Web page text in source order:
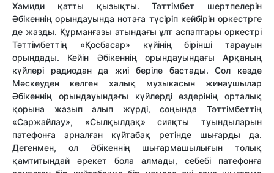
Хамиди қатты қызықты. Тәттімбет шертпелерін
Әбікеннің орындауында нотаға түсіріп кейбірін оркестрге
де жазды. Құрманғазы атындағы ұлт аспаптары оркестрі
Тәттімбеттің «Қосбасар» күйінің бірінші тарауын
орындады. Кейін Әбікеннің орындауындағы Арқаның
күйлері радиодан да жиі беріле бастады. Сол кезде
Мәскеуден келген халық музыкасын жинаушылар
Әбікеннің орындауындағы күйлерді өздерінің орталық
қорына жазып алып жүрді, соңында Тәттімбеттің
«Саржайлау», «Сылқылдақ» сияқты туындыларын
патефонға арналған күйтабақ ретінде шығарды да.
Дегенмен, ол Әбікеннің шығармашылығын толық
қамтитындай әрекет бола алмады, себебі патефонға